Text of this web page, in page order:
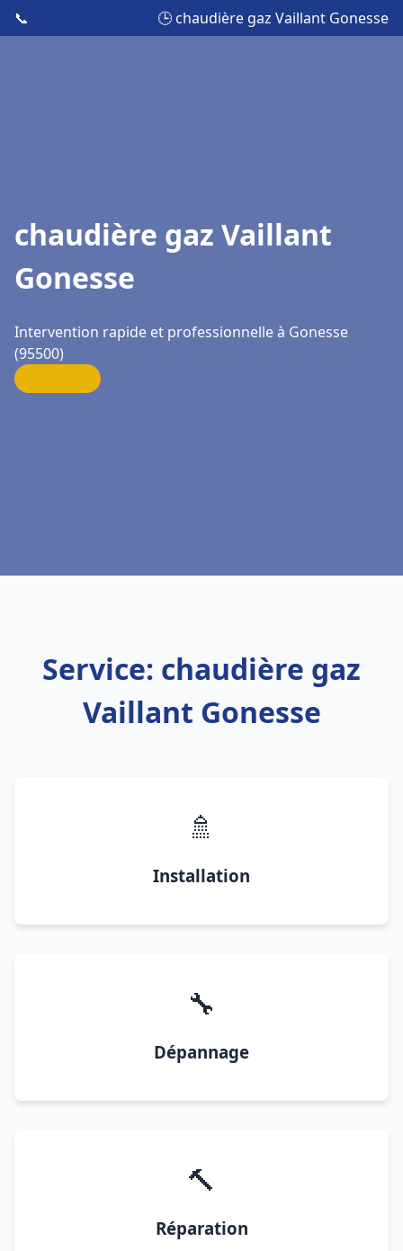
📞 🕒 chaudière gaz Vaillant Gonesse
chaudière gaz Vaillant
Gonesse
Intervention rapide et professionnelle à Gonesse
(95500)
Service: chaudière gaz
Vaillant Gonesse
🚿
Installation
🔧
Dépannage
🔨
Réparation